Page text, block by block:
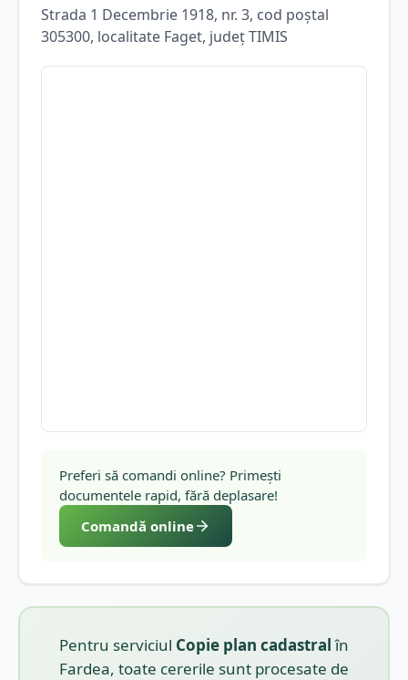
Strada 1 Decembrie 1918, nr. 3, cod poștal
305300, localitate Faget, județTIMIS
Preferi să comandi online? Primești
documentele rapid, fără deplasare!
Comandă online
Pentru serviciul Copie plan cadastralîn
Fardea, toate cererile sunt procesate de